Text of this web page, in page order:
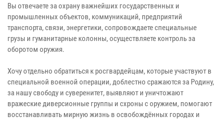
Вы отвечаете за охрану важнейших государственных и
промышленных объектов, коммуникаций, предприятий
транспорта, связи, энергетики, сопровождаете специальные
грузы и гуманитарные колонны, осуществляете контроль за
оборотом оружия.
Хочу отдельно обратиться к росгвардейцам, которые участвуют в
специальной военной операции, доблестно сражаются за Родину,
за нашу свободу и суверенитет, выявляют и уничтожают
вражеские диверсионные группы и схроны с оружием, помогают
восстанавливать мирную жизнь в освобождённых городах и